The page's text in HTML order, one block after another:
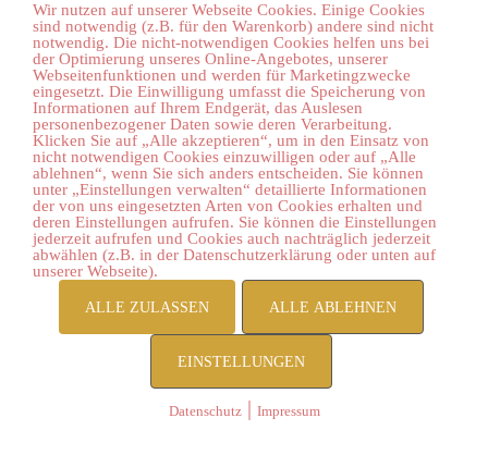
Dein Mini-Slowdown
für 0 €
dir jetzt deinen Spickzettel mit 3
einfachen Schritten, die dir bei
Wir nutzen auf unserer Webseite Cookies. Einige Cookies
sind notwendig (z.B. für den Warenkorb) andere sind nicht
notwendig. Die nicht-notwendigen Cookies helfen uns bei
der Optimierung unseres Online-Angebotes, unserer
Webseitenfunktionen und werden für Marketingzwecke
eingesetzt. Die Einwilligung umfasst die Speicherung von
Informationen auf Ihrem Endgerät, das Auslesen
personenbezogener Daten sowie deren Verarbeitung.
Klicken Sie auf „Alle akzeptieren“, um in den Einsatz von
nicht notwendigen Cookies einzuwilligen oder auf „Alle
ablehnen“, wenn Sie sich anders entscheiden. Sie können
unter „Einstellungen verwalten“ detaillierte Informationen
der von uns eingesetzten Arten von Cookies erhalten und
deren Einstellungen aufrufen. Sie können die Einstellungen
jederzeit aufrufen und Cookies auch nachträglich jederzeit
abwählen (z.B. in der Datenschutzerklärung oder unten auf
unserer Webseite).
ALLE ZULASSEN ALLE ABLEHNEN
EINSTELLUNGEN
Datenschutz| Impressum